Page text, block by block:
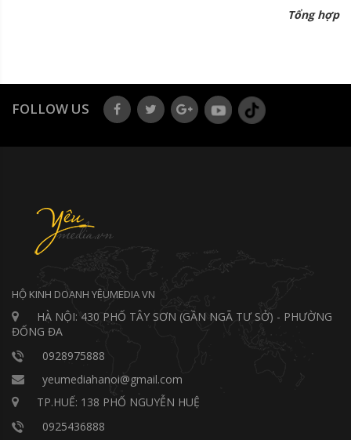
Tổng hợp
FOLLOW US
HỘ KINH DOANH YÊUMEDIA VN
HÀ NỘI: 430 PHỐ TÂY SƠN (GẦN NGÃ TƯ SỞ) - PHƯỜNG
ĐỐNG ĐA
0928975888
yeumediahanoi@gmail.com
TP.HUẾ: 138 PHỐ NGUYỄN HUỆ
0925436888